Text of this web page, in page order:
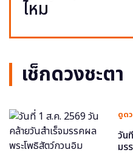
ไหม
เช็กดวงชะตา
ดูด
วัน
มร